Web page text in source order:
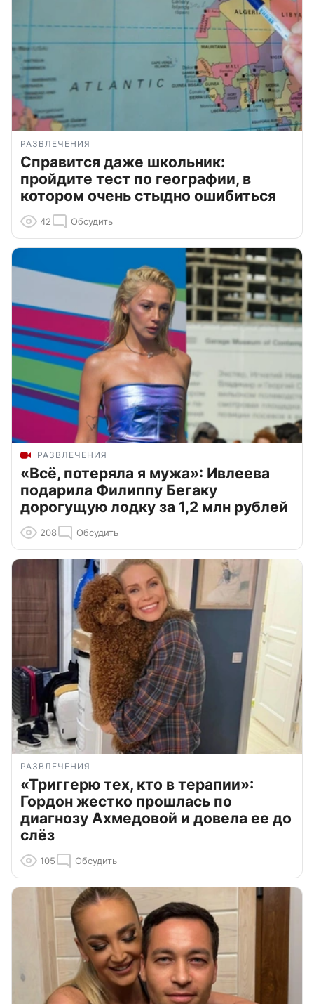
РАЗВЛЕЧЕНИЯ
Справится даже школьник:
пройдите тест по географии, в
котором очень стыдно ошибиться
42 Обсудить
РАЗВЛЕЧЕНИЯ
«Всё, потеряла я мужа»: Ивлеева
подарила Филиппу Бегаку
дорогущую лодку за 1,2 млн рублей
208 Обсудить
РАЗВЛЕЧЕНИЯ
«Триггерю тех, кто в терапии»:
Гордон жестко прошлась по
диагнозу Ахмедовой и довела ее до
слёз
105 Обсудить